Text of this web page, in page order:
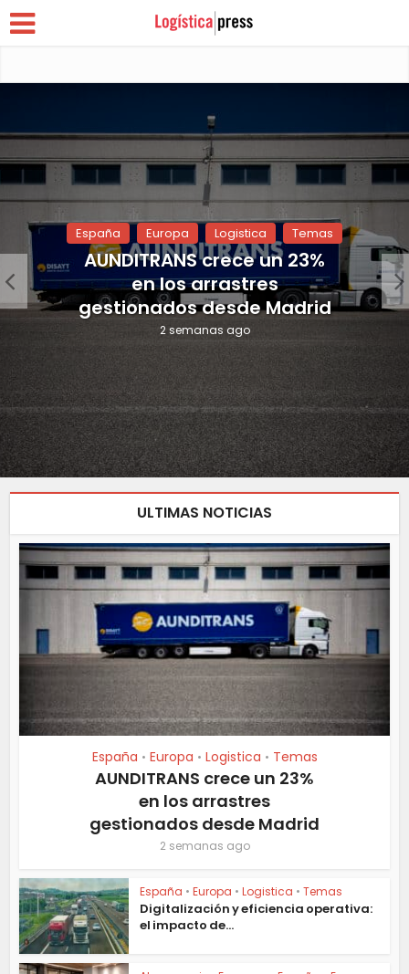
España Europa Logistica Temas
AUNDITRANS crece un 23%
en los arrastres
gestionados desde Madrid
2 semanas ago
ULTIMAS NOTICIAS
España • Europa • Logistica • Temas
AUNDITRANS crece un 23%
en los arrastres
gestionados desde Madrid
2 semanas ago
España • Europa • Logistica • Temas
Digitalización y eficiencia operativa:
el impacto de...